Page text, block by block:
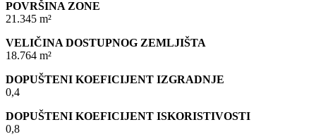
POVRŠINA ZONE
21.345 m²
VELIČINA DOSTUPNOG ZEMLJIŠTA
18.764 m²
DOPUŠTENI KOEFICIJENT IZGRADNJE
0,4
DOPUŠTENI KOEFICIJENT ISKORISTIVOSTI
0,8